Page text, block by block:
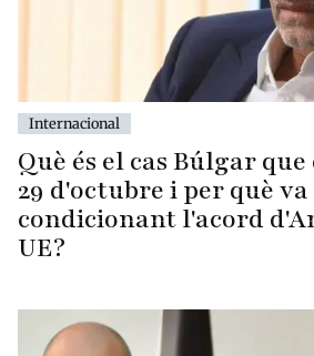
Internacional
Què és el cas Búlgar
29 d'octubre i per què
condicionant l'acord
UE?